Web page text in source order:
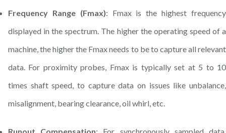
Frequency Range (Fmax): Fmax is the highest frequency
displayed in the spectrum. The higher the operating speed of a
machine, the higher the Fmax needs to be to capture all relevant
data. For proximity probes, Fmax is typically set at 5 to 10
times shaft speed, to capture data on issues like unbalance,
misalignment, bearing clearance, oil whirl, etc.